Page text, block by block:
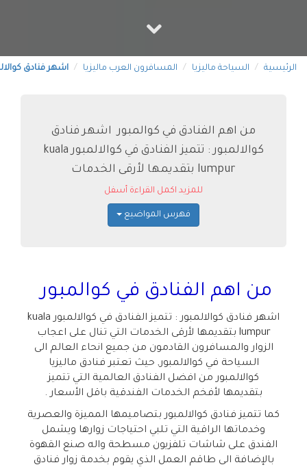
الرئيسية السياحة ماليزيا المسافرون العرب ماليزيا اشهر فنادق
من اهم الفنادق في كوالمبور اشهر فنادق
كوالالمبور : تتميز الفنادق في كوالالمبور kuala
lumpur بتقديمها لأرقى الخدمات
للمزيد اكمل القراءة أسفل
فهرس المواضيع
من اهم الفنادق في كوالمبور
اشهر فنادق كوالالمبور : تتميز الفنادق في كوالالمبور kuala
lumpur بتقديمها لأرقى الخدمات التي تنال على اعجاب
الزوار والمسافرون القادمون من جميع انحاء العالم الى
السياحة في كوالالمبور, حيث تعتبر فنادق ماليزيا
كوالالمبور من افضل الفنادق العالمية التي تتميز
بتقديمها لأفخم الخدمات الفندقية باقل الأسعار .
كما تتميز فنادق كوالالمبور بتصاميمها المميزة والعصرية
وخدماتها الراقية التي تلبي احتياجات زوارها ويشمل
الفندق على شاشات تلفزيون مسطحة واله صنع القهوة
بالإضافة الى طاقم العمل الذي يقوم بخدمة زوار فنادق